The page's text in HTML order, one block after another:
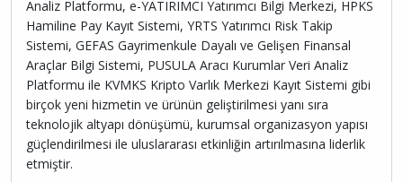
Analiz Platformu, e-YATIRIMCI Yatırımcı Bilgi Merkezi, HPKS
Hamiline Pay Kayıt Sistemi, YRTS Yatırımcı Risk Takip
Sistemi, GEFAS Gayrimenkule Dayalı ve Gelişen Finansal
Araçlar Bilgi Sistemi, PUSULA Aracı Kurumlar Veri Analiz
Platformu ile KVMKS Kripto Varlık Merkezi Kayıt Sistemi gibi
birçok yeni hizmetin ve ürünün geliştirilmesi yanı sıra
teknolojik altyapı dönüşümü, kurumsal organizasyon yapısı
güçlendirilmesi ile uluslararası etkinliğin artırılmasına liderlik
etmiştir.